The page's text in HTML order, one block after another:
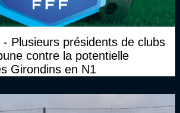
Plusieurs présidents de clubs
contre la potentielle
Girondins en N1